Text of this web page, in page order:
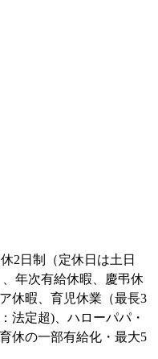
2日制（定休日は土日
年次有給休暇、慶弔休
休暇、育児休業（最長3
法定超)、ハローパパ・
休の一部有給化・最大5